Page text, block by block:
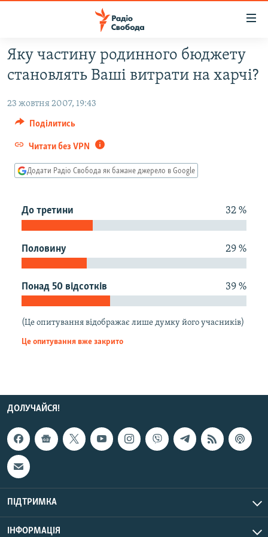
Перейти
до
основного
Перейти
навігації
Перейти
РАДІО СВОБОДА – 70 РОКІВ
СТАТТІ
ПОЛІТИКА
ЕКОНОМІКА
СУСПІЛЬСТВО
СПОРТ
СВІТ
ВІЙНА
РОСІЙСЬКА «ФІЛЬТРАЦІЯ»
ДОНБАС.РЕАЛІЇ
ТИ ЯК?
КИТАЙ.ВИКЛИКИ
МУЛЬТИМЕДІА
СПЕЦПРОЄКТИ
ПОДКАСТИ
РУС
УКР
КТАТ
ДОЛУЧАЙСЯ!
Яку частину родинного бюджету
становлять Ваші витрати на харчі?
23 жовтня 2007, 19:43
Поділитись
Читати без VPN
Додати Радіо Свобода як бажане джерело в Google
До третини 32 %
Половину 29 %
Понад 50 відсотків 39 %
(Це опитування відображає лише думку його учасників)
Це опитування вже закрито
ДОЛУЧАЙСЯ!
ПІДТРИМКА
ІНФОРМАЦІЯ